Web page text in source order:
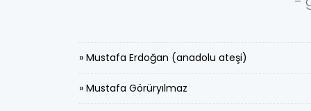
» Mustafa Erdoğan (anadolu ateşi)
» Mustafa Görüryılmaz